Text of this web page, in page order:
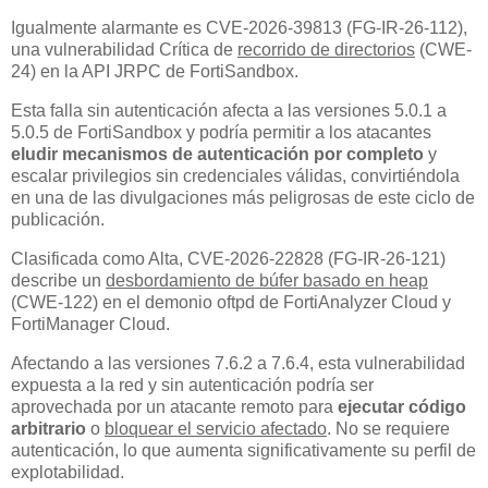
Igualmente alarmante es CVE-2026-39813 (FG-IR-26-112),
una vulnerabilidad Crítica de recorrido de directorios (CWE-
24) en la API JRPC de FortiSandbox.
Esta falla sin autenticación afecta a las versiones 5.0.1 a
5.0.5 de FortiSandbox y podría permitir a los atacantes
eludir mecanismos de autenticación por completo y
escalar privilegios sin credenciales válidas, convirtiéndola
en una de las divulgaciones más peligrosas de este ciclo de
publicación.
Clasificada como Alta, CVE-2026-22828 (FG-IR-26-121)
describe un desbordamiento de búfer basado en heap
(CWE-122) en el demonio oftpd de FortiAnalyzer Cloud y
FortiManager Cloud.
Afectando a las versiones 7.6.2 a 7.6.4, esta vulnerabilidad
expuesta a la red y sin autenticación podría ser
aprovechada por un atacante remoto para ejecutar código
arbitrario o bloquear el servicio afectado. No se requiere
autenticación, lo que aumenta significativamente su perfil de
explotabilidad.